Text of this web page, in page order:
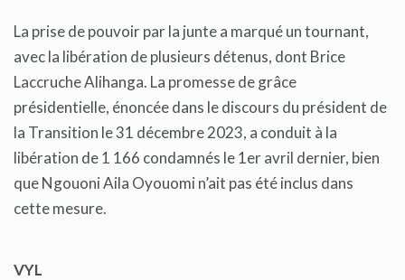
La prise de pouvoir par la junte a marqué un tournant,
avec la libération de plusieurs détenus, dont Brice
Laccruche Alihanga. La promesse de grâce
présidentielle, énoncée dans le discours du président de
la Transition le 31 décembre 2023, a conduit à la
libération de 1 166 condamnés le 1er avril dernier, bien
que Ngouoni Aila Oyouomi n’ait pas été inclus dans
cette mesure.
VYL